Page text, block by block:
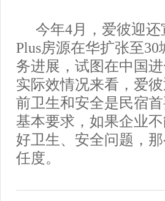
今年4月，爱彼迎
Plus房源在华扩张至
务进展，试图在中国
实际效情况来看，爱
前卫生和安全是民宿
基本要求，如果企业
好卫生、安全问题，
任度。